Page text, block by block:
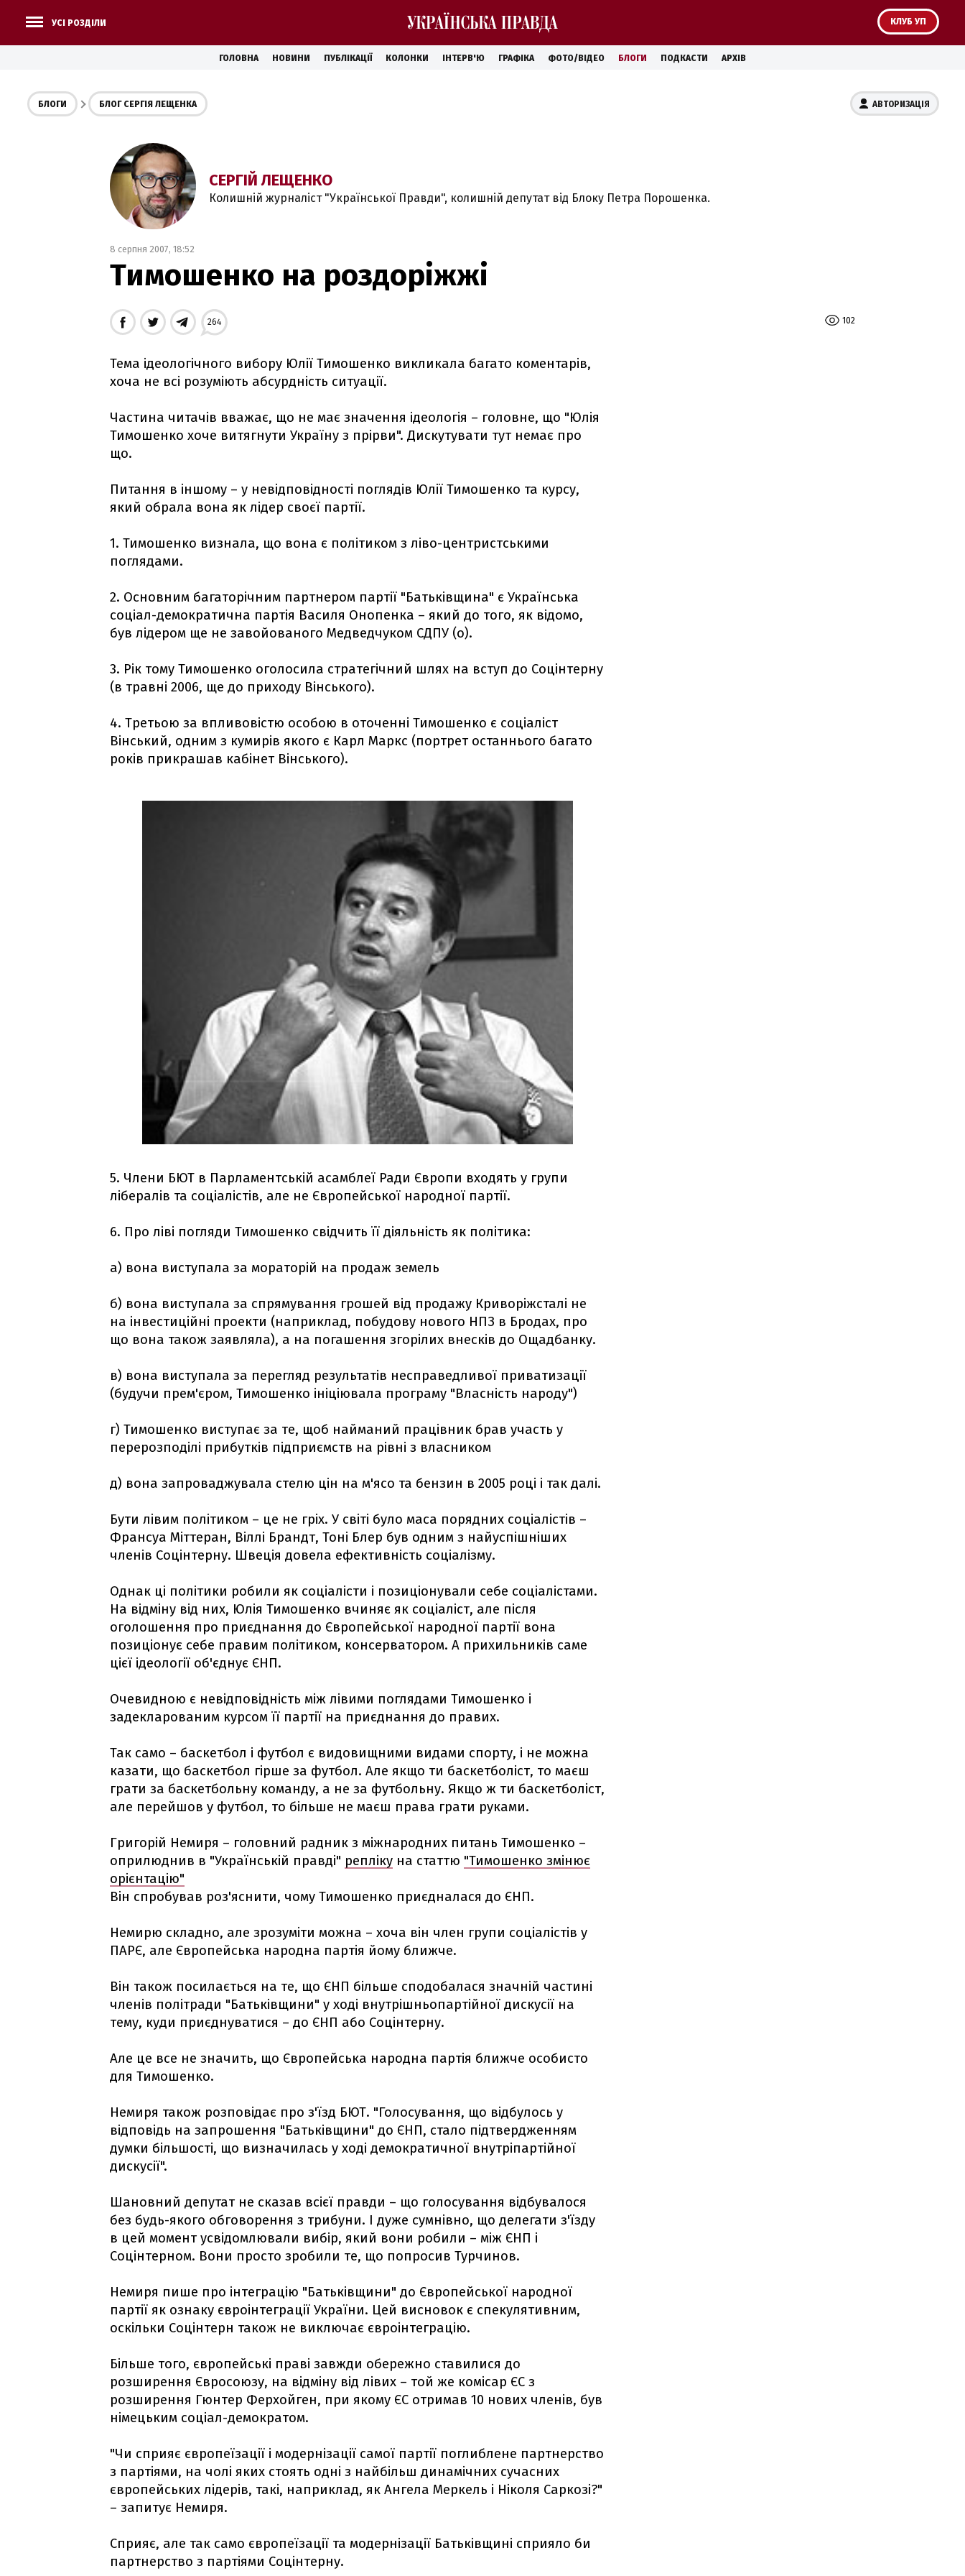
УСІ РОЗДІЛИ КЛУБ УП
ГОЛОВНА НОВИНИ ПУБЛІКАЦІЇ КОЛОНКИ ІНТЕРВ'Ю ГРАФІКА ФОТО/ВІДЕО БЛОГИ ПОДКАСТИ АРХІВ
АВТОРИЗАЦІЯ
БЛОГИ БЛОГ СЕРГІЯ ЛЕЩЕНКА
СЕРГІЙ ЛЕЩЕНКО
Колишній журналіст "Української Правди", колишній депутат від Блоку Петра Порошенка.
8 серпня 2007, 18:52
Тимошенко на роздоріжжі
102
264
Тема ідеологічного вибору Юлії Тимошенко викликала багато коментарів,
хоча не всі розуміють абсурдність ситуації.
Частина читачів вважає, що не має значення ідеологія – головне, що "Юлія
Тимошенко хоче витягнути Україну з прірви". Дискутувати тут немає про
що.
Питання в іншому – у невідповідності поглядів Юлії Тимошенко та курсу,
який обрала вона як лідер своєї партії.
1. Тимошенко визнала, що вона є політиком з ліво-центристськими
поглядами.
2. Основним багаторічним партнером партії "Батьківщина" є Українська
соціал-демократична партія Василя Онопенка – який до того, як відомо,
був лідером ще не завойованого Медведчуком СДПУ (о).
3. Рік тому Тимошенко оголосила стратегічний шлях на вступ до Соцінтерну
(в травні 2006, ще до приходу Вінського).
4. Третьою за впливовістю особою в оточенні Тимошенко є соціаліст
Вінський, одним з кумирів якого є Карл Маркс (портрет останнього багато
років прикрашав кабінет Вінського).
5. Члени БЮТ в Парламентській асамблеї Ради Європи входять у групи
лібералів та соціалістів, але не Європейської народної партії.
6. Про ліві погляди Тимошенко свідчить її діяльність як політика:
а) вона виступала за мораторій на продаж земель
б) вона виступала за спрямування грошей від продажу Криворіжсталі не
на інвестиційні проекти (наприклад, побудову нового НПЗ в Бродах, про
що вона також заявляла), а на погашення згорілих внесків до Ощадбанку.
в) вона виступала за перегляд результатів несправедливої приватизації
(будучи прем'єром, Тимошенко ініціювала програму "Власність народу")
г) Тимошенко виступає за те, щоб найманий працівник брав участь у
перерозподілі прибутків підприємств на рівні з власником
д) вона запроваджувала стелю цін на м'ясо та бензин в 2005 році і так далі.
Бути лівим політиком – це не гріх. У світі було маса порядних соціалістів –
Франсуа Міттеран, Віллі Брандт, Тоні Блер був одним з найуспішніших
членів Соцінтерну. Швеція довела ефективність соціалізму.
Однак ці політики робили як соціалісти і позиціонували себе соціалістами.
На відміну від них, Юлія Тимошенко вчиняє як соціаліст, але після
оголошення про приєднання до Європейської народної партії вона
позиціонує себе правим політиком, консерватором. А прихильників саме
цієї ідеології об'єднує ЄНП.
Очевидною є невідповідність між лівими поглядами Тимошенко і
задекларованим курсом її партії на приєднання до правих.
Так само – баскетбол і футбол є видовищними видами спорту, і не можна
казати, що баскетбол гірше за футбол. Але якщо ти баскетболіст, то маєш
грати за баскетбольну команду, а не за футбольну. Якщо ж ти баскетболіст,
але перейшов у футбол, то більше не маєш права грати руками.
Григорій Немиря – головний радник з міжнародних питань Тимошенко –
оприлюднив в "Українській правді" репліку на статтю "Тимошенко змінює
орієнтацію"
Він спробував роз'яснити, чому Тимошенко приєдналася до ЄНП.
Немирю складно, але зрозуміти можна – хоча він член групи соціалістів у
ПАРЄ, але Європейська народна партія йому ближче.
Він також посилається на те, що ЄНП більше сподобалася значній частині
членів політради "Батьківщини" у ході внутрішньопартійної дискусії на
тему, куди приєднуватися – до ЄНП або Соцінтерну.
Але це все не значить, що Європейська народна партія ближче особисто
для Тимошенко.
Немиря також розповідає про з'їзд БЮТ. "Голосування, що відбулось у
відповідь на запрошення "Батьківщини" до ЄНП, стало підтвердженням
думки більшості, що визначилась у ході демократичної внутріпартійної
дискусії".
Шановний депутат не сказав всієї правди – що голосування відбувалося
без будь-якого обговорення з трибуни. І дуже сумнівно, що делегати з'їзду
в цей момент усвідомлювали вибір, який вони робили – між ЄНП і
Соцінтерном. Вони просто зробили те, що попросив Турчинов.
Немиря пише про інтеграцію "Батьківщини" до Європейської народної
партії як ознаку євроінтеграції України. Цей висновок є спекулятивним,
оскільки Соцінтерн також не виключає євроінтеграцію.
Більше того, європейські праві завжди обережно ставилися до
розширення Євросоюзу, на відміну від лівих – той же комісар ЄС з
розширення Гюнтер Ферхойген, при якому ЄС отримав 10 нових членів, був
німецьким соціал-демократом.
"Чи сприяє європеїзації і модернізації самої партії поглиблене партнерство
з партіями, на чолі яких стоять одні з найбільш динамічних сучасних
європейських лідерів, такі, наприклад, як Ангела Меркель і Ніколя Саркозі?"
– запитує Немиря.
Сприяє, але так само європеїзації та модернізації Батьківщині сприяло би
партнерство з партіями Соцінтерну.